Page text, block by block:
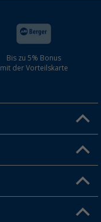
Bis zu 5% Bonus
mit der Vorteilskarte